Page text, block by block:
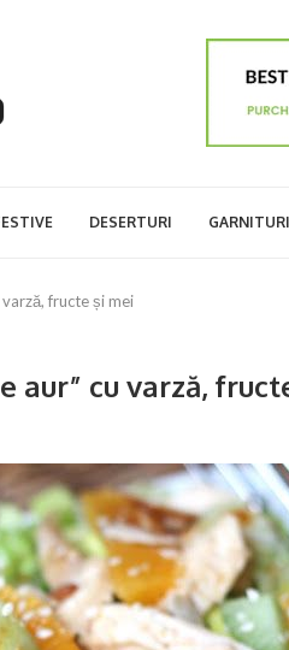
DESERTURI GARNITURI
varză, fructe și mei
aur” cu varză,